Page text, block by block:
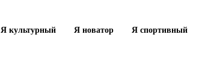
Я культурный Я новатор Я спортивный